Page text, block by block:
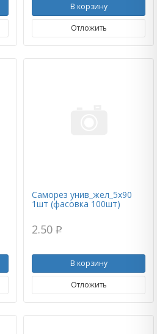
В корзину
Отложить
Саморез унив_жел_5х90
1шт (фасовка 100шт)
2.50 p
В корзину
Отложить